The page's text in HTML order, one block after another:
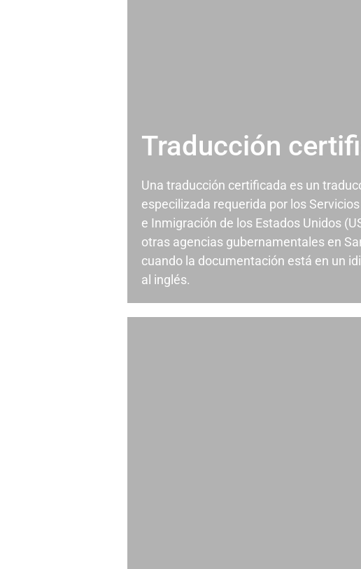
Traducción
Una traducción certificada es un
especilizada requerida por los
e Inmigración de los Estados Unidos
otras agencias gubernamentales en
cuando la documentación está en un
al inglés.